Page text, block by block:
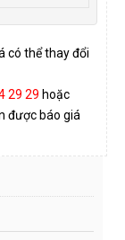
có thể thay đổi
29 29 hoặc
được báo giá